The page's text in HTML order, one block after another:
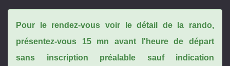
Pour le rendez-vous voir le détail de la rando,
présentez-vous 15 mn avant l'heure de départ
sans inscription préalable sauf indication